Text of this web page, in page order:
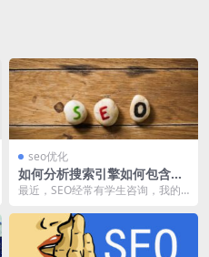
seo优化
如何分析搜索引擎如何包含网
站的内容？
最近，SEO经常有学生咨询，我的
引擎录入？这个问题...